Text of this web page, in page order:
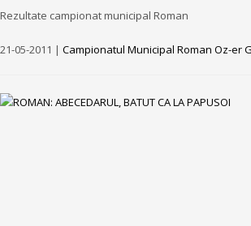
Rezultate campionat municipal Roman
21-05-2011 | Campionatul Municipal Roman Oz-er